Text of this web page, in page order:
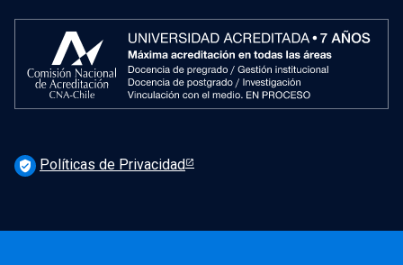
verified_user Políticas de Privacidad